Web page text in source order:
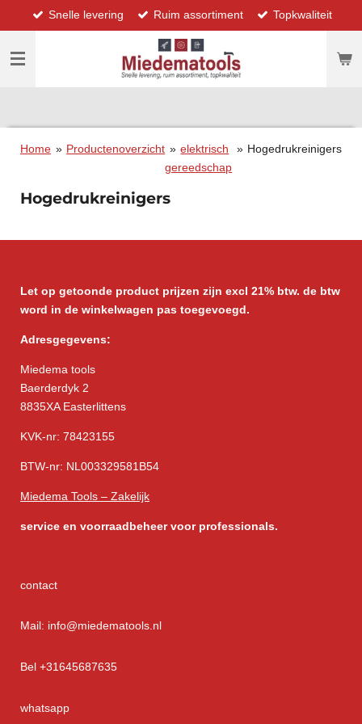
direct
naar
hoofdinhoud
Snelle levering Ruim assortiment Topkwaliteit
Home » Productenoverzicht » elektrisch
gereedschap
» Hogedrukreinigers
Hogedrukreinigers
Let op getoonde product prijzen zijn excl 21% btw. de btw
word in de winkelwagen pas toegevoegd.
Adresgegevens:
Miedema tools
Baerderdyk 2
8835XA Easterlittens
KVK-nr: 78423155
BTW-nr: NL003329581B54
Miedema Tools – Zakelijk
service en voorraadbeheer voor professionals.
contact
Mail: info@miedematools.nl
Bel +31645687635
whatsapp